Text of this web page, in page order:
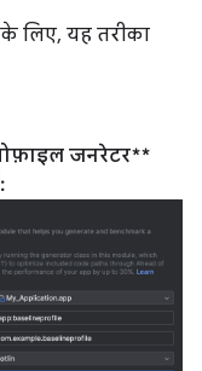
लिए, यह तरीका
जनरेटर**